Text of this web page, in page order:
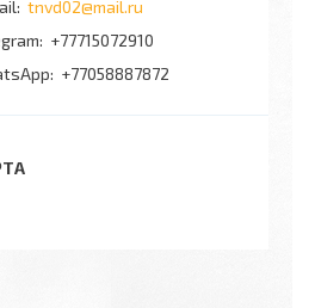
tnvd02@mail.ru
+77715072910
+77058887872